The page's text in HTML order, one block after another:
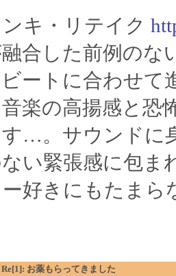
キ・リテイク
合した前例のな
ートに合わせて
楽の高揚感と恐
…。サウンドに
い緊張感に包ま
好きにもたま
Re[1]: お薬もらってきました